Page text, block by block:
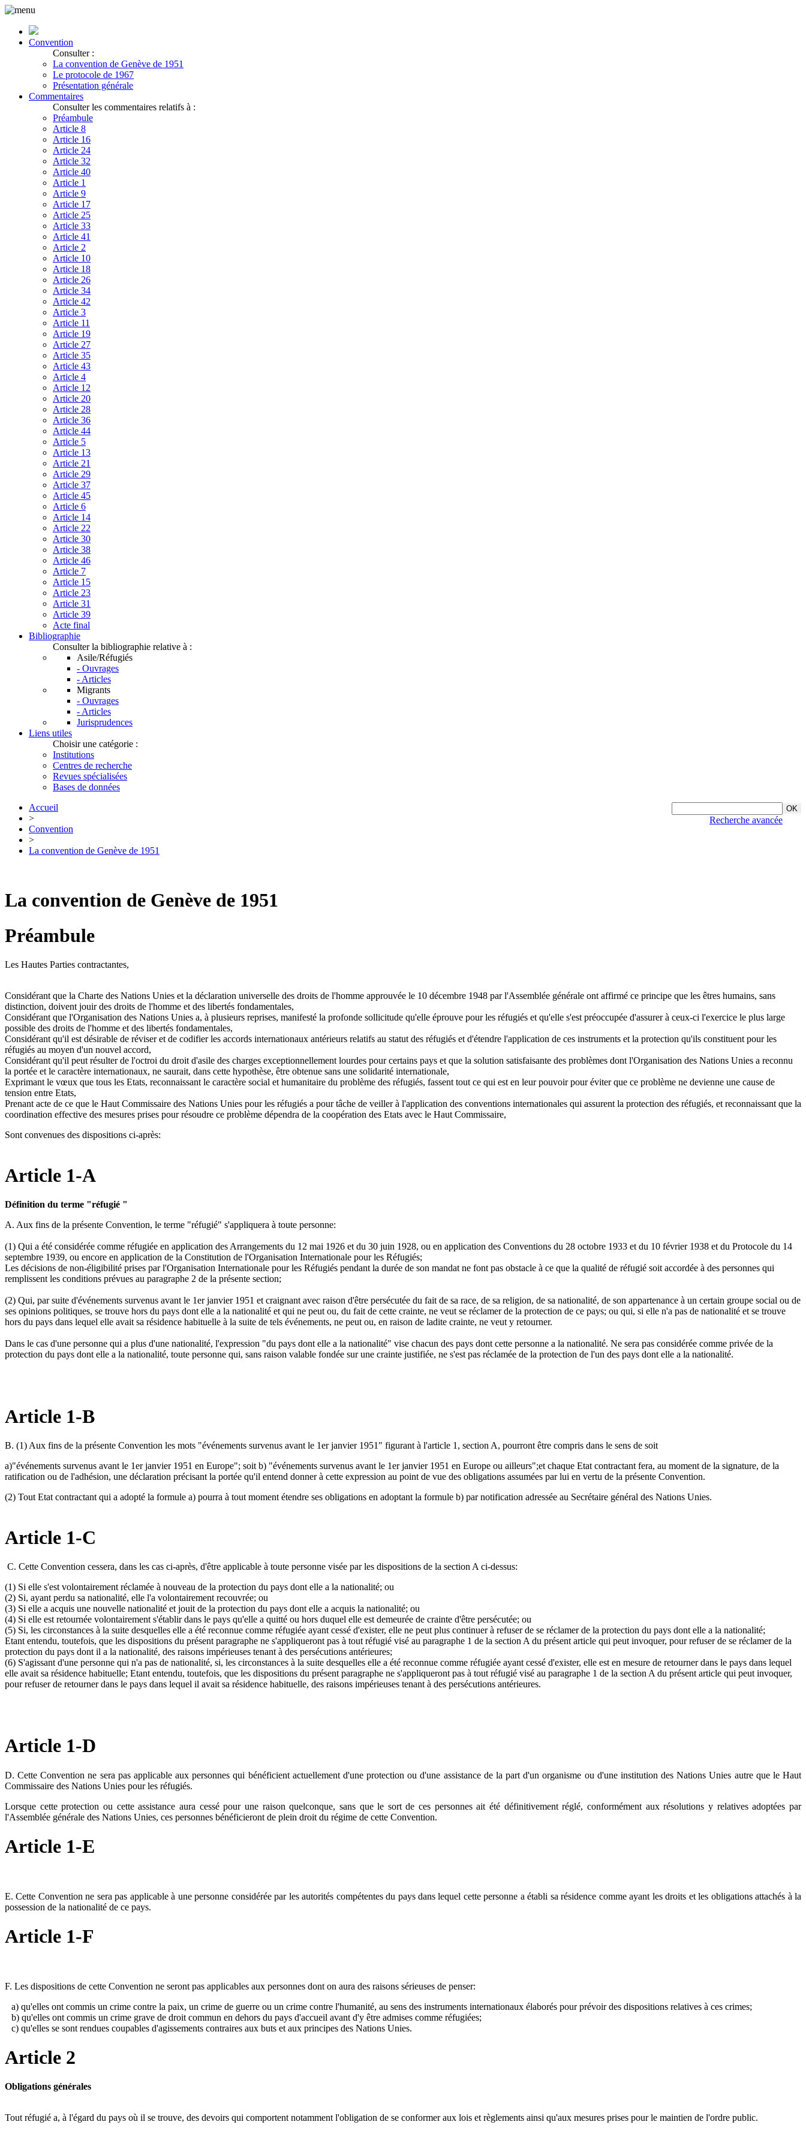
Convention
Consulter :
La convention de Genève de 1951
Le protocole de 1967
Présentation générale
Commentaires
Consulter les commentaires relatifs à :
Préambule
Article 8
Article 16
Article 24
Article 32
Article 40
Article 1
Article 9
Article 17
Article 25
Article 33
Article 41
Article 2
Article 10
Article 18
Article 26
Article 34
Article 42
Article 3
Article 11
Article 19
Article 27
Article 35
Article 43
Article 4
Article 12
Article 20
Article 28
Article 36
Article 44
Article 5
Article 13
Article 21
Article 29
Article 37
Article 45
Article 6
Article 14
Article 22
Article 30
Article 38
Article 46
Article 7
Article 15
Article 23
Article 31
Article 39
Acte final
Bibliographie
Consulter la bibliographie relative à :
Asile/Réfugiés
- Ouvrages
- Articles
Migrants
- Ouvrages
- Articles
Jurisprudences
Liens utiles
Choisir une catégorie :
Institutions
Centres de recherche
Revues spécialisées
Bases de données
Recherche avancée
Accueil
>
Convention
>
La convention de Genève de 1951
La convention de Genève de 1951
Préambule
Les Hautes Parties contractantes,
Considérant que la Charte des Nations Unies et la déclaration universelle des droits de l'homme approuvée le 10 décembre 1948 par l'Assemblée générale ont affirmé ce principe que les êtres humains, sans
distinction, doivent jouir des droits de l'homme et des libertés fondamentales,
Considérant que l'Organisation des Nations Unies a, à plusieurs reprises, manifesté la profonde sollicitude qu'elle éprouve pour les réfugiés et qu'elle s'est préoccupée d'assurer à ceux-ci l'exercice le plus large
possible des droits de l'homme et des libertés fondamentales,
Considérant qu'il est désirable de réviser et de codifier les accords internationaux antérieurs relatifs au statut des réfugiés et d'étendre l'application de ces instruments et la protection qu'ils constituent pour les
réfugiés au moyen d'un nouvel accord,
Considérant qu'il peut résulter de l'octroi du droit d'asile des charges exceptionnellement lourdes pour certains pays et que la solution satisfaisante des problèmes dont l'Organisation des Nations Unies a reconnu
la portée et le caractère internationaux, ne saurait, dans cette hypothèse, être obtenue sans une solidarité internationale,
Exprimant le vœux que tous les Etats, reconnaissant le caractère social et humanitaire du problème des réfugiés, fassent tout ce qui est en leur pouvoir pour éviter que ce problème ne devienne une cause de
tension entre Etats,
Prenant acte de ce que le Haut Commissaire des Nations Unies pour les réfugiés a pour tâche de veiller à l'application des conventions internationales qui assurent la protection des réfugiés, et reconnaissant que la
coordination effective des mesures prises pour résoudre ce problème dépendra de la coopération des Etats avec le Haut Commissaire,
Sont convenues des dispositions ci-après:
Article 1-A
Définition du terme "réfugié "
A. Aux fins de la présente Convention, le terme "réfugié" s'appliquera à toute personne:
(1) Qui a été considérée comme réfugiée en application des Arrangements du 12 mai 1926 et du 30 juin 1928, ou en application des Conventions du 28 octobre 1933 et du 10 février 1938 et du Protocole du 14
septembre 1939, ou encore en application de la Constitution de l'Organisation Internationale pour les Réfugiés;
Les décisions de non-éligibilité prises par l'Organisation Internationale pour les Réfugiés pendant la durée de son mandat ne font pas obstacle à ce que la qualité de réfugié soit accordée à des personnes qui
remplissent les conditions prévues au paragraphe 2 de la présente section;
(2) Qui, par suite d'événements survenus avant le 1er janvier 1951 et craignant avec raison d'être persécutée du fait de sa race, de sa religion, de sa nationalité, de son appartenance à un certain groupe social ou de
ses opinions politiques, se trouve hors du pays dont elle a la nationalité et qui ne peut ou, du fait de cette crainte, ne veut se réclamer de la protection de ce pays; ou qui, si elle n'a pas de nationalité et se trouve
hors du pays dans lequel elle avait sa résidence habituelle à la suite de tels événements, ne peut ou, en raison de ladite crainte, ne veut y retourner.
Dans le cas d'une personne qui a plus d'une nationalité, l'expression "du pays dont elle a la nationalité" vise chacun des pays dont cette personne a la nationalité. Ne sera pas considérée comme privée de la
protection du pays dont elle a la nationalité, toute personne qui, sans raison valable fondée sur une crainte justifiée, ne s'est pas réclamée de la protection de l'un des pays dont elle a la nationalité.
Article 1-B
B. (1) Aux fins de la présente Convention les mots "événements survenus avant le 1er janvier 1951" figurant à l'article 1, section A, pourront être compris dans le sens de soit
a)"événements survenus avant le 1er janvier 1951 en Europe"; soit b) "événements survenus avant le 1er janvier 1951 en Europe ou ailleurs";et chaque Etat contractant fera, au moment de la signature, de la
ratification ou de l'adhésion, une déclaration précisant la portée qu'il entend donner à cette expression au point de vue des obligations assumées par lui en vertu de la présente Convention.
(2) Tout Etat contractant qui a adopté la formule a) pourra à tout moment étendre ses obligations en adoptant la formule b) par notification adressée au Secrétaire général des Nations Unies.
Article 1-C
C. Cette Convention cessera, dans les cas ci-après, d'être applicable à toute personne visée par les dispositions de la section A ci-dessus:
(1) Si elle s'est volontairement réclamée à nouveau de la protection du pays dont elle a la nationalité; ou
(2) Si, ayant perdu sa nationalité, elle l'a volontairement recouvrée; ou
(3) Si elle a acquis une nouvelle nationalité et jouit de la protection du pays dont elle a acquis la nationalité; ou
(4) Si elle est retournée volontairement s'établir dans le pays qu'elle a quitté ou hors duquel elle est demeurée de crainte d'être persécutée; ou
(5) Si, les circonstances à la suite desquelles elle a été reconnue comme réfugiée ayant cessé d'exister, elle ne peut plus continuer à refuser de se réclamer de la protection du pays dont elle a la nationalité;
Etant entendu, toutefois, que les dispositions du présent paragraphe ne s'appliqueront pas à tout réfugié visé au paragraphe 1 de la section A du présent article qui peut invoquer, pour refuser de se réclamer de la
protection du pays dont il a la nationalité, des raisons impérieuses tenant à des persécutions antérieures;
(6) S'agissant d'une personne qui n'a pas de nationalité, si, les circonstances à la suite desquelles elle a été reconnue comme réfugiée ayant cessé d'exister, elle est en mesure de retourner dans le pays dans lequel
elle avait sa résidence habituelle; Etant entendu, toutefois, que les dispositions du présent paragraphe ne s'appliqueront pas à tout réfugié visé au paragraphe 1 de la section A du présent article qui peut invoquer,
pour refuser de retourner dans le pays dans lequel il avait sa résidence habituelle, des raisons impérieuses tenant à des persécutions antérieures.
Article 1-D
D. Cette Convention ne sera pas applicable aux personnes qui bénéficient actuellement d'une protection ou d'une assistance de la part d'un organisme ou d'une institution des Nations Unies autre que le Haut
Commissaire des Nations Unies pour les réfugiés.
Lorsque cette protection ou cette assistance aura cessé pour une raison quelconque, sans que le sort de ces personnes ait été définitivement réglé, conformément aux résolutions y relatives adoptées par
l'Assemblée générale des Nations Unies, ces personnes bénéficieront de plein droit du régime de cette Convention.
Article 1-E
E. Cette Convention ne sera pas applicable à une personne considérée par les autorités compétentes du pays dans lequel cette personne a établi sa résidence comme ayant les droits et les obligations attachés à la
possession de la nationalité de ce pays.
Article 1-F
F. Les dispositions de cette Convention ne seront pas applicables aux personnes dont on aura des raisons sérieuses de penser:
a) qu'elles ont commis un crime contre la paix, un crime de guerre ou un crime contre l'humanité, au sens des instruments internationaux élaborés pour prévoir des dispositions relatives à ces crimes;
b) qu'elles ont commis un crime grave de droit commun en dehors du pays d'accueil avant d'y être admises comme réfugiées;
c) qu'elles se sont rendues coupables d'agissements contraires aux buts et aux principes des Nations Unies.
Article 2
Obligations générales
Tout réfugié a, à l'égard du pays où il se trouve, des devoirs qui comportent notamment l'obligation de se conformer aux lois et règlements ainsi qu'aux mesures prises pour le maintien de l'ordre public.